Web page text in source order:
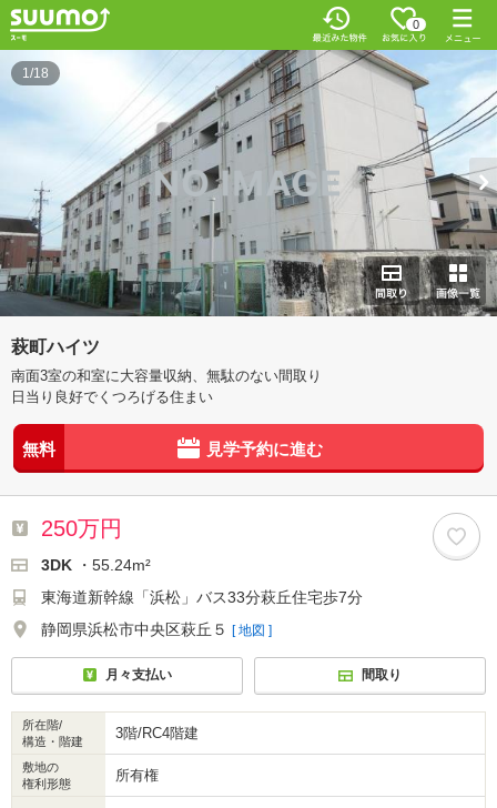
0
1/18
萩町ハイツ
南面3室の和室に大容量収納、無駄のない間取り
日当り良好でくつろげる住まい
無料 見学予約に進む
250万円
3DK
・55.24m²
東海道新幹線「浜松」バス33分萩丘住宅歩7分
静岡県浜松市中央区萩丘５ [ 地図 ]
月々支払い 間取り
所在階/
構造・階建
3階/RC4階建
敷地の
権利形態
所有権